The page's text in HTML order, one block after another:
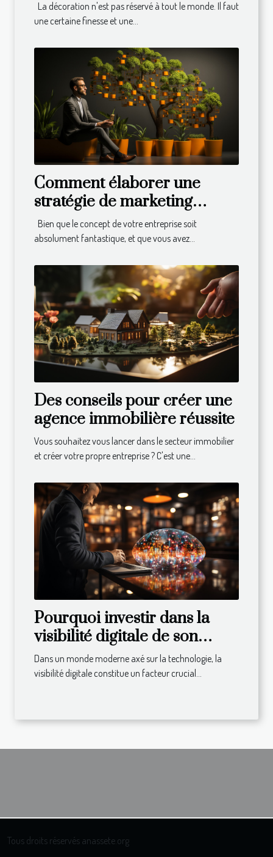
La décoration n'est pas réservé à tout le monde. Il faut
une certaine finesse et une...
Comment élaborer une
stratégie de marketing
efficace pour développer
son business ?
Bien que le concept de votre entreprise soit
absolument fantastique, et que vous avez...
Des conseils pour créer une
agence immobilière réussite
Vous souhaitez vous lancer dans le secteur immobilier
et créer votre propre entreprise ? C'est une...
Pourquoi investir dans la
visibilité digitale de son
entreprise ?
Dans un monde moderne axé sur la technologie, la
visibilité digitale constitue un facteur crucial...
Tous droits réservés anassete.org